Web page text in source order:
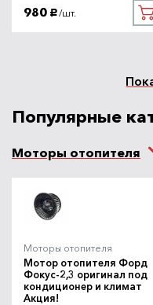
980 руб. /шт.
Популярные
Моторы отопителя
Моторы отопителя
Мотор отопителя Форд
Фокус-2,3 оригинал под
кондиционер и климат
Акция!